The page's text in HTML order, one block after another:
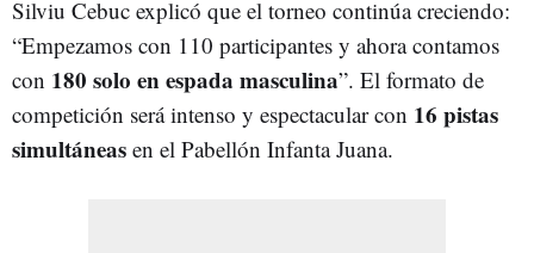
Silviu Cebuc explicó que el torneo continúa creciendo:
“Empezamos con 110 participantes y ahora contamos
con 180 solo en espada masculina”. El formato de
competición será intenso y espectacular con 16 pistas
simultáneas en el Pabellón Infanta Juana.